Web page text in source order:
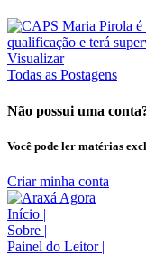
Visualizar
Todas as Postagens
Não possui uma
Você pode ler matérias
Criar minha conta
Início |
Sobre |
Painel do Leitor |